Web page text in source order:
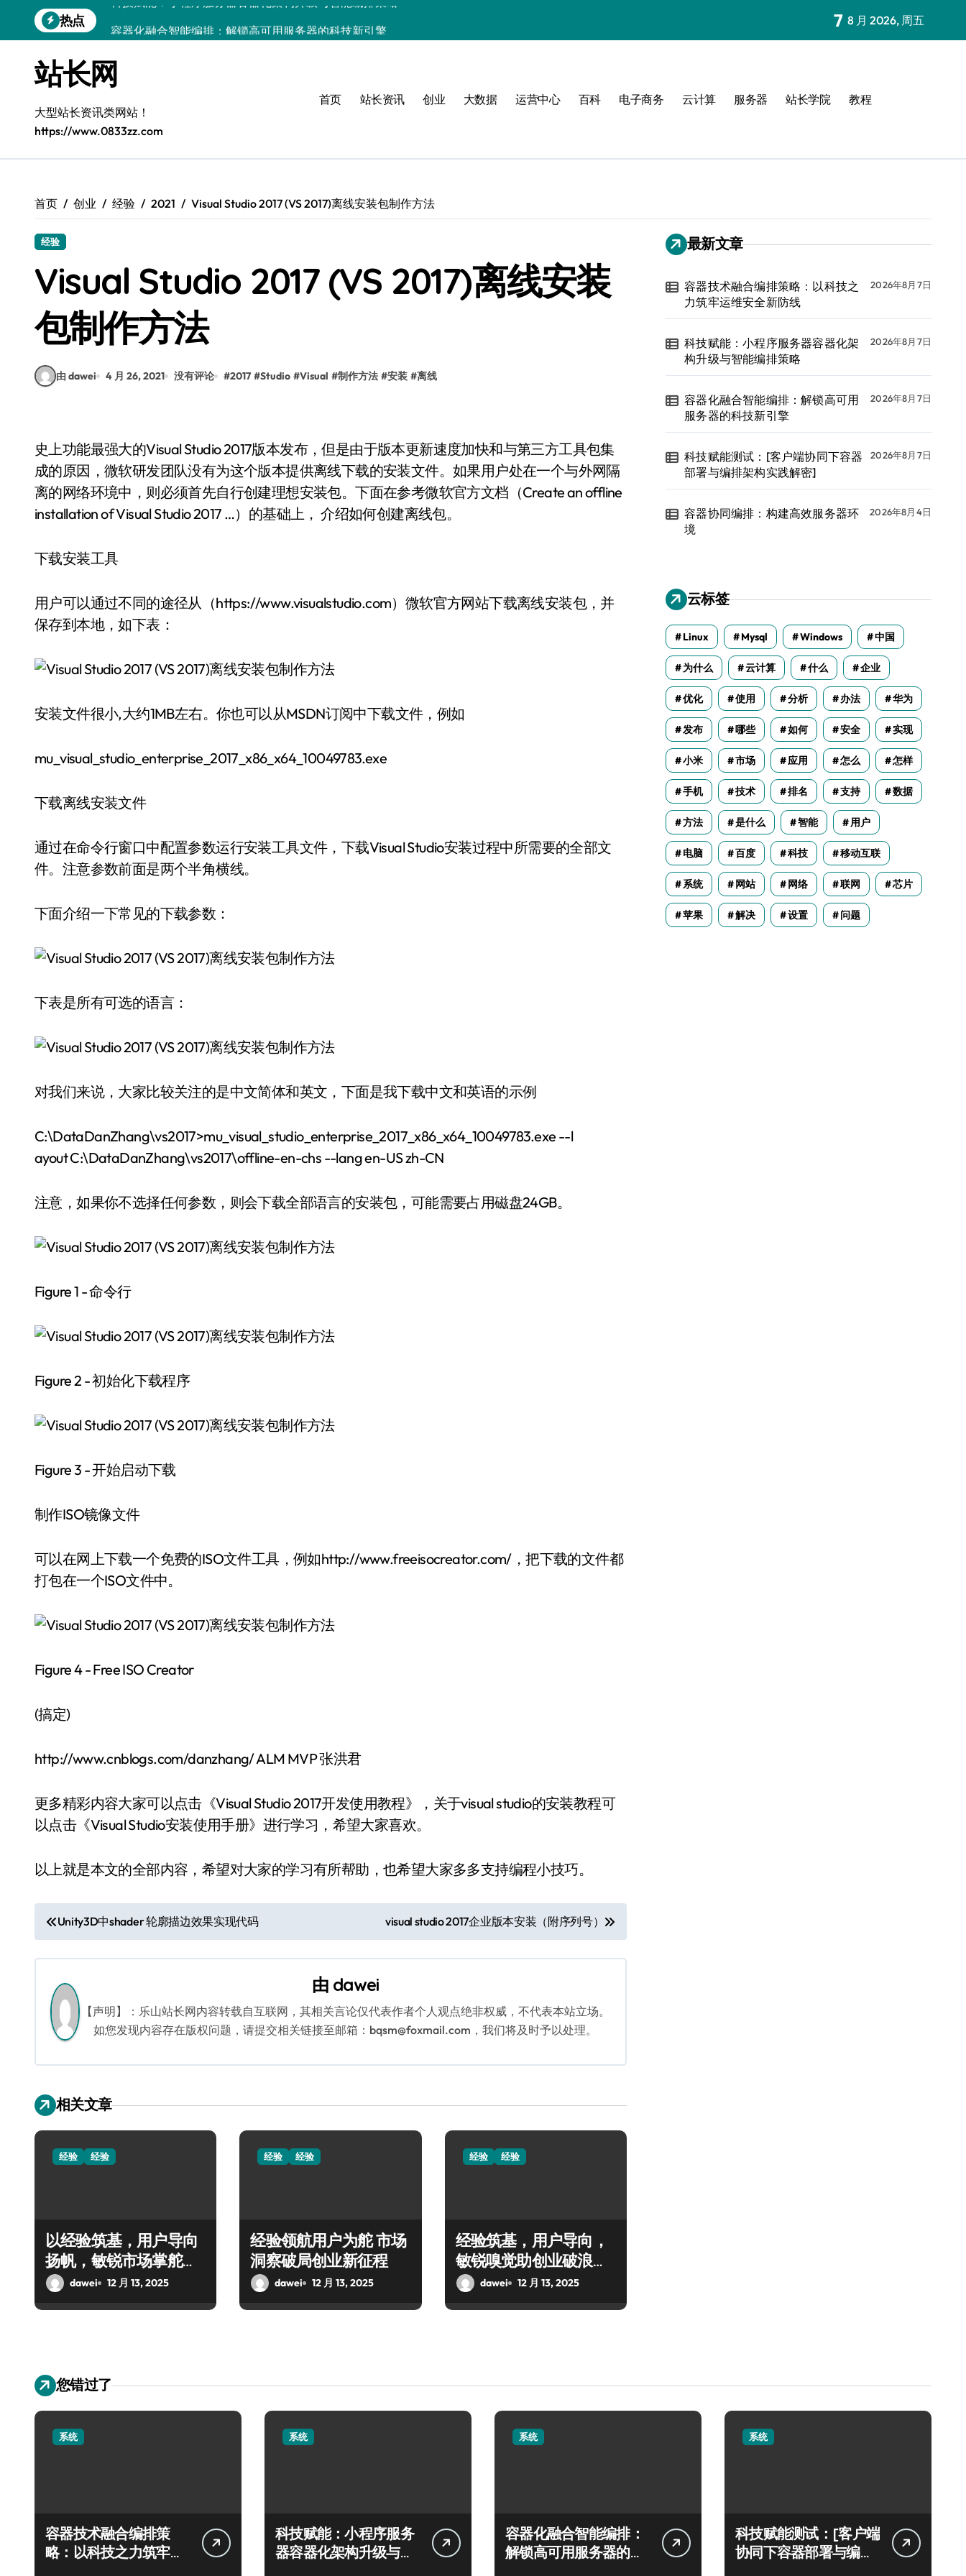
到
热点
容器协同编排：构建高效服务器环境
容器编排：重塑服务器高效管理新范式
鸿蒙生态创新：平台融合赋能创业增长
跨界融合驱动站长技术架构创新
基于容器编排的高可用服务器分类系统构建
7 8 月 2026, 周五
站长网
大型站长资讯类网站！
https://www.0833zz.com
首页 站长资讯 创业 大数据 运营中心 百科 电子商务 云计算 服务器 站长学院 教程
首页 创业 经验 2021 Visual Studio 2017 (VS 2017)离线安装包制作方法
经验
Visual Studio 2017 (VS 2017)离线安装
包制作方法
由 dawei 4 月 26, 2021 没有评论 #2017 #Studio #Visual #制作方法 #安装 #离线
史上功能最强大的Visual Studio 2017版本发布，但是由于版本更新速度加快和与第三方工具包集
成的原因，微软研发团队没有为这个版本提供离线下载的安装文件。如果用户处在一个与外网隔
离的网络环境中，则必须首先自行创建理想安装包。下面在参考微软官方文档（Create an offline
installation of Visual Studio 2017 …）的基础上， 介绍如何创建离线包。
下载安装工具
用户可以通过不同的途径从（https://www.visualstudio.com）微软官方网站下载离线安装包，并
保存到本地，如下表：
安装文件很小,大约1MB左右。你也可以从MSDN订阅中下载文件，例如
mu_visual_studio_enterprise_2017_x86_x64_10049783.exe
下载离线安装文件
通过在命令行窗口中配置参数运行安装工具文件，下载Visual Studio安装过程中所需要的全部文
件。注意参数前面是两个半角横线。
下面介绍一下常见的下载参数：
下表是所有可选的语言：
对我们来说，大家比较关注的是中文简体和英文，下面是我下载中文和英语的示例
C:\DataDanZhang\vs2017>mu_visual_studio_enterprise_2017_x86_x64_10049783.exe --l
ayout C:\DataDanZhang\vs2017\offline-en-chs --lang en-US zh-CN
注意，如果你不选择任何参数，则会下载全部语言的安装包，可能需要占用磁盘24GB。
Figure 1 - 命令行
Figure 2 - 初始化下载程序
Figure 3 - 开始启动下载
制作ISO镜像文件
可以在网上下载一个免费的ISO文件工具，例如http://www.freeisocreator.com/，把下载的文件都
打包在一个ISO文件中。
Figure 4 - Free ISO Creator
(搞定)
http://www.cnblogs.com/danzhang/ ALM MVP 张洪君
更多精彩内容大家可以点击《Visual Studio 2017开发使用教程》，关于visual studio的安装教程可
以点击《Visual Studio安装使用手册》进行学习，希望大家喜欢。
以上就是本文的全部内容，希望对大家的学习有所帮助，也希望大家多多支持编程小技巧。
文
章
航
Unity3D中shader 轮廓描边效果实现代码 visual studio 2017企业版本安装（附序列号）
由 dawei
【声明】：乐山站长网内容转载自互联网，其相关言论仅代表作者个人观点绝非权威，不代表本站立场。
如您发现内容存在版权问题，请提交相关链接至邮箱：bqsm@foxmail.com，我们将及时予以处理。
相关文章
经验 经验
以经验筑基，用户导向
扬帆，敏锐市场掌舵，
共启创业新程
dawei 12 月 13, 2025
经验 经验
经验领航用户为舵 市场
洞察破局创业新征程
dawei 12 月 13, 2025
经验 经验
经验筑基，用户导向，
敏锐嗅觉助创业破浪腾
飞
dawei 12 月 13, 2025
最新文章
容器技术融合编排策略：以科技之
力筑牢运维安全新防线
2026年8月7日
科技赋能：小程序服务器容器化架
构升级与智能编排策略
2026年8月7日
容器化融合智能编排：解锁高可用
服务器的科技新引擎
2026年8月7日
科技赋能测试：[客户端协同下容器
部署与编排架构实践解密]
2026年8月7日
容器协同编排：构建高效服务器环
境
2026年8月4日
云标签
Linux Mysql Windows 中国
为什么 云计算 什么 企业
优化 使用 分析 办法 华为
发布 哪些 如何 安全 实现
小米 市场 应用 怎么 怎样
手机 技术 排名 支持 数据
方法 是什么 智能 用户
电脑 百度 科技 移动互联
系统 网站 网络 联网 芯片
苹果 解决 设置 问题
您错过了
系统
容器技术融合编排策
略：以科技之力筑牢运
系统
科技赋能：小程序服务
器容器化架构升级与智
系统
容器化融合智能编排：
解锁高可用服务器的科
系统
科技赋能测试：[客户端
协同下容器部署与编排